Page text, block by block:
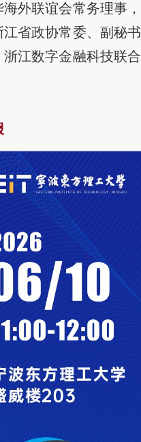
海外联谊会常务理事
江省政协常委、副秘
浙江数字金融科技联